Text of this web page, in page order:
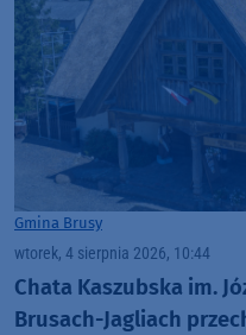
Gmina Brusy
wtorek, 4 sierpnia 2026, 10:44
Chata Kaszubska im.
Brusach-Jagliach